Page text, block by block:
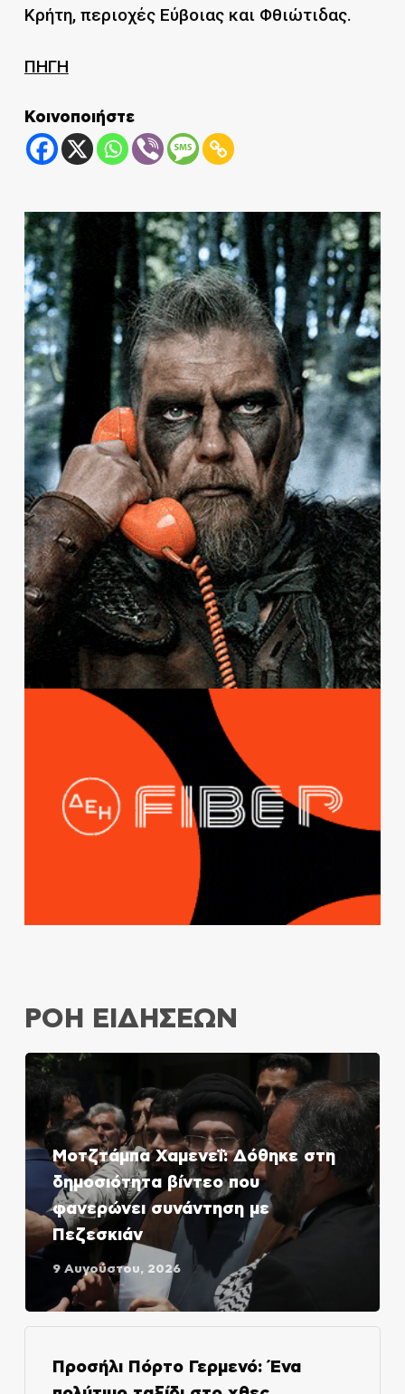
Κρήτη, περιοχές Εύβοιας και Φθιώτιδας.
ΠΗΓΗ
Κοινοποιήστε
ΡΟΗ ΕΙΔΗΣΕΩΝ
Μοτζτάμπα Χαμενεΐ: Δόθηκε στη
δημοσιότητα βίντεο που
φανερώνει συνάντηση με
Πεζεσκιάν
9 Αυγούστου, 2026
Προσήλι Πόρτο Γερμενό: Ένα